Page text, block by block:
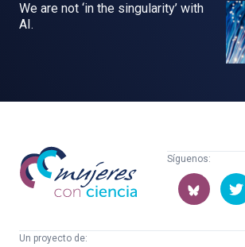
We are not ‘in the singularity’ with
AI.
Mujeres
con
ciencia
Síguenos:
Un proyecto de: